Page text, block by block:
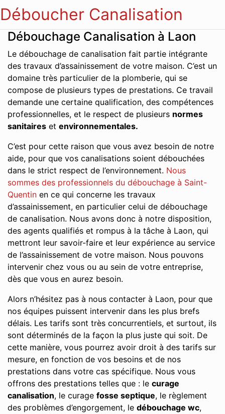
Déboucher Canalisation
Débouchage Canalisation à Laon
Le débouchage de canalisation fait partie intégrante
des travaux d’assainissement de votre maison. C’est un
domaine très particulier de la plomberie, qui se
compose de plusieurs types de prestations. Ce travail
demande une certaine qualification, des compétences
professionnelles, et le respect de plusieurs normes
sanitaires et environnementales.
C’est pour cette raison que vous avez besoin de notre
aide, pour que vos canalisations soient débouchées
dans le strict respect de l’environnement. Nous
sommes des professionnels du débouchage à Saint-
Quentin en ce qui concerne les travaux
d’assainissement, en particulier celui de débouchage
de canalisation. Nous avons donc à notre disposition,
des agents qualifiés et rompus à la tâche à Laon, qui
mettront leur savoir-faire et leur expérience au service
de l’assainissement de votre maison. Nous pouvons
intervenir chez vous ou au sein de votre entreprise,
dès que vous en aurez besoin.
Alors n’hésitez pas à nous contacter à Laon, pour que
nos équipes puissent intervenir dans les plus brefs
délais. Les tarifs sont très concurrentiels, et surtout, ils
sont déterminés de la façon la plus juste qui soit. De
cette manière, vous pourrez avoir droit à des tarifs sur
mesure, en fonction de vos besoins et de nos
prestations dans votre cas spécifique. Nous vous
offrons des prestations telles que : le curage
canalisation, le curage fosse septique, le règlement
des problèmes d’engorgement, le débouchage wc,